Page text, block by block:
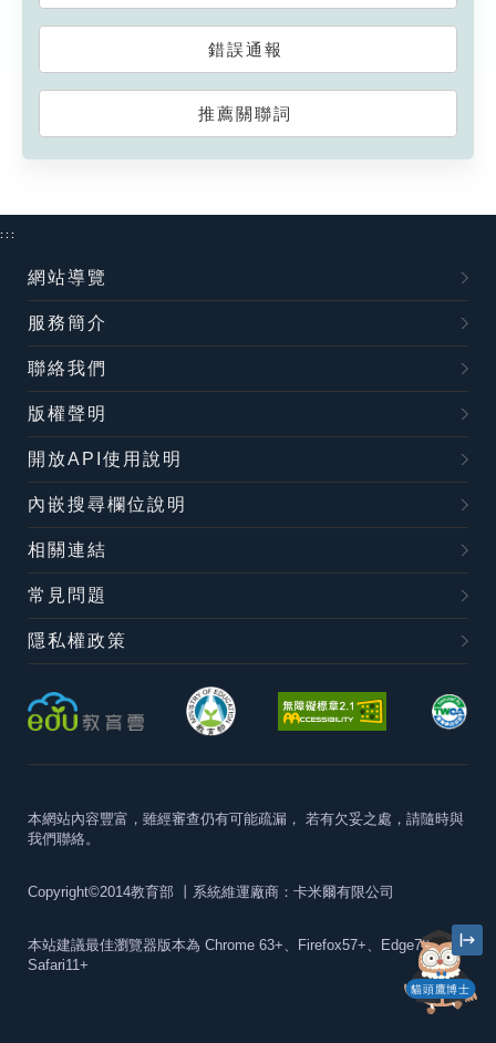
錯誤通報
推薦關聯詞
貓頭鷹博士
:::
網站導覽
服務簡介
聯絡我們
版權聲明
開放API使用說明
內嵌搜尋欄位說明
相關連結
常見問題
隱私權政策
本網站內容豐富，雖經審查仍有可能疏漏， 若有欠妥之處，請隨時與
我們聯絡。
Copyright©2014教育部 丨系統維運廠商：卡米爾有限公司
本站建議最佳瀏覽器版本為 Chrome 63+、Firefox57+、Edge79+及
Safari11+